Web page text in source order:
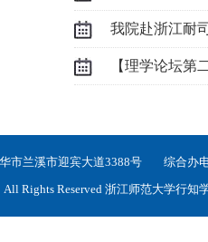
我院赴浙江耐
【理学论坛第
华市兰溪市迎宾大道3388号 综合
All Rights Reserved 浙江师范大学